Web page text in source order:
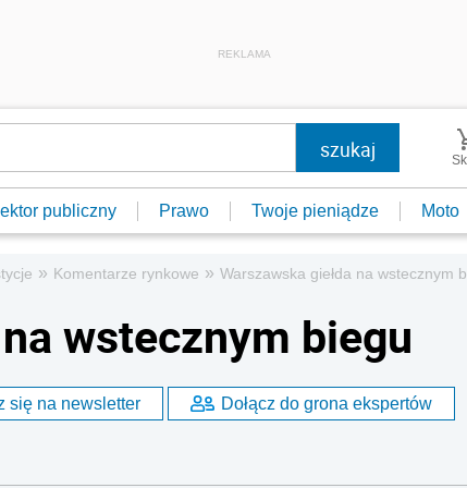
REKLAMA
publiczny Prawo Twoje pieniądze Moto
» Komentarze rynkowe » Warszawska giełda na wstecznym
wstecznym biegu
się na newsletter Dołącz do grona ekspertów